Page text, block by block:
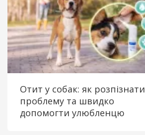
Отит у собак: як розпізнати
проблему та швидко
допомогти улюбленцю